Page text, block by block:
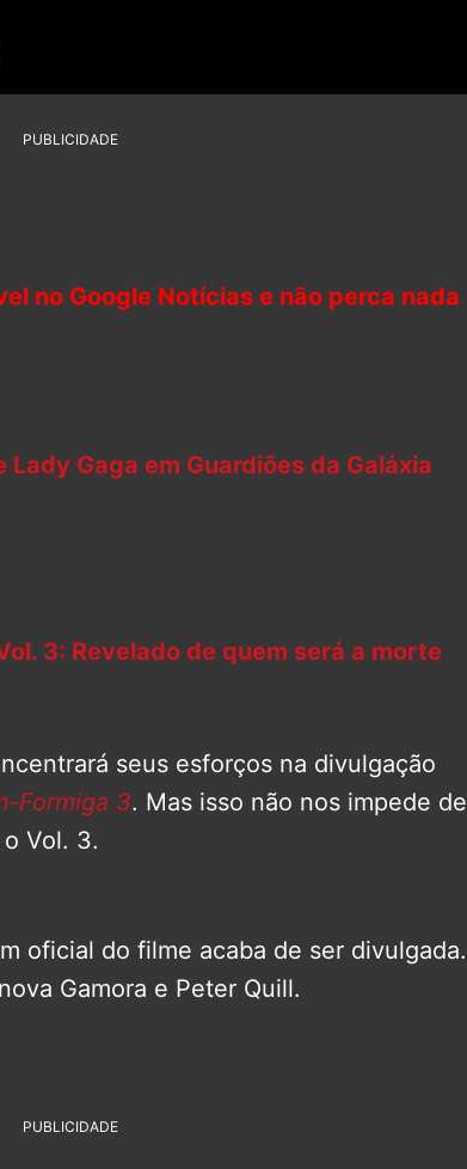
PUBLICIDADE
no Google Notícias e não perca nada
Lady Gaga em Guardiões da Galáxia
3: Revelado de quem será a morte
seus esforços na divulgação
Formiga 3. Mas isso não nos impede de
Vol. 3.
oficial do filme acaba de ser divulgada.
Gamora e Peter Quill.
PUBLICIDADE